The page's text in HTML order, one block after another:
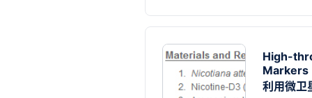
herbivores
their
mixed-
Kojimaet al
Nicotiana
High-
Markers
利用微卫